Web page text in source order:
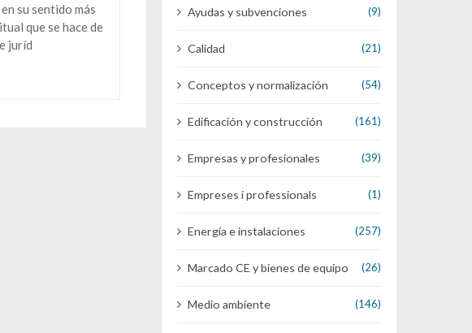
su sentido más
que se hace de
juríd
Ayudas y subvenciones (9)
Calidad (21)
Conceptos y normalización (54)
Edificación y construcción (161)
Empresas y profesionales (39)
Empreses i professionals (1)
Energía e instalaciones (257)
Marcado CE y bienes de equipo (26)
Medio ambiente (146)